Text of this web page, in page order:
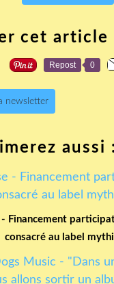
cet article
Repost 0
newsletter
aussi
- Financement
consacré au label